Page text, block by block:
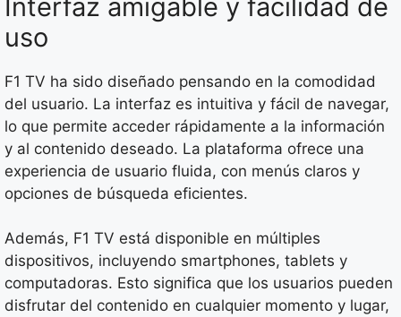
Interfaz amigable y facilidad de
uso
F1 TV ha sido diseñado pensando en la comodidad
del usuario. La interfaz es intuitiva y fácil de navegar,
lo que permite acceder rápidamente a la información
y al contenido deseado. La plataforma ofrece una
experiencia de usuario fluida, con menús claros y
opciones de búsqueda eficientes.
Además, F1 TV está disponible en múltiples
dispositivos, incluyendo smartphones, tablets y
computadoras. Esto significa que los usuarios pueden
disfrutar del contenido en cualquier momento y lugar,